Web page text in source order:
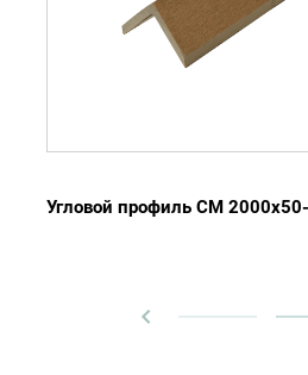
Угловой профиль CM